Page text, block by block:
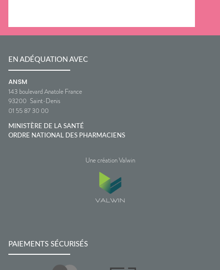
EN ADÉQUATION AVEC
ANSM
143 boulevard Anatole France
93200 Saint-Denis
01 55 87 30 00
MINISTÈRE DE LA SANTÉ
ORDRE NATIONAL DES PHARMACIENS
Une création Valwin
PAIEMENTS SÉCURISÉS